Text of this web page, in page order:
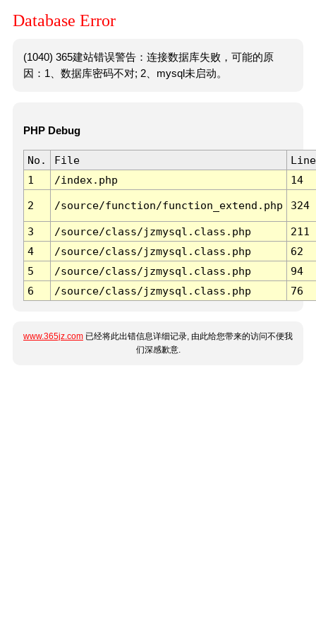
Database Error
(1040) 365建站错误警告：连接数据库失败，可能的原
因：1、数据库密码不对; 2、mysql未启动。
PHP Debug
No. File
Line
1
/index.php 14
2 /source/function/function_extend.php 324
3 /source/class/jzmysql.class.php
211
4
/source/class/jzmysql.class.php
62
5
/source/class/jzmysql.class.php
94
6
/source/class/jzmysql.class.php 76
www.365jz.com 已经将此出错信息详细记录, 由此给您带来的访问不便我
们深感歉意.